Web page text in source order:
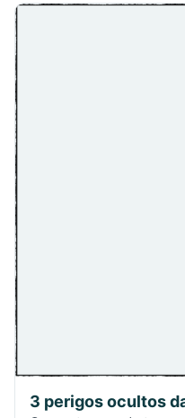
3 perigos ocultos